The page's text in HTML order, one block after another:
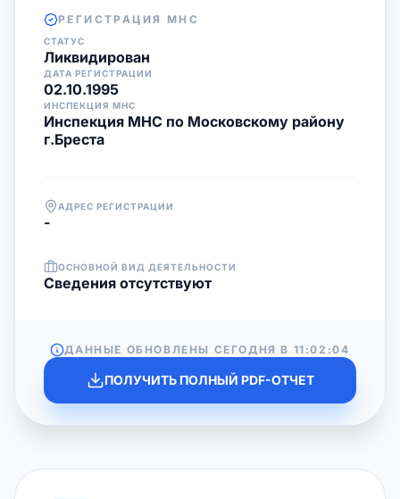
РЕГИСТРАЦИЯ МНС
СТАТУС
Ликвидирован
ДАТА РЕГИСТРАЦИИ
02.10.1995
ИНСПЕКЦИЯ МНС
Инспекция МНС по Московскому району
г.Бреста
АДРЕС РЕГИСТРАЦИИ
-
ОСНОВНОЙ ВИД ДЕЯТЕЛЬНОСТИ
Cведения отсутствуют
ДАННЫЕ ОБНОВЛЕНЫ СЕГОДНЯ В 11:02:04
ПОЛУЧИТЬ ПОЛНЫЙ PDF-ОТЧЕТ